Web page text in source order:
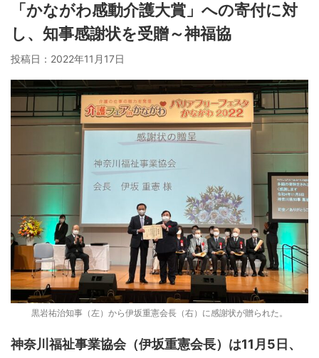
「かながわ感動介護大賞」への寄付に対
し、知事感謝状を受贈～神福協
投稿日： 2022年11月17日
黒岩祐治知事（左）から伊坂重憲会長（右）に感謝状が贈られた。
神奈川福祉事業協会（伊坂重憲会長）は11月5日、